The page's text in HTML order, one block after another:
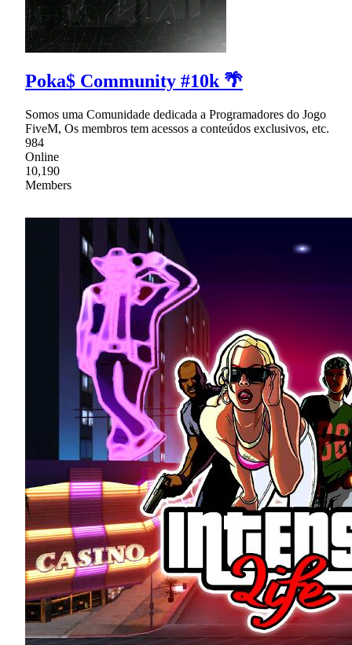
Poka$ Community #10k 🌴
Somos uma Comunidade dedicada a Programadores do Jogo
FiveM, Os membros tem acessos a conteúdos exclusivos, etc.
984
Online
10,190
Members